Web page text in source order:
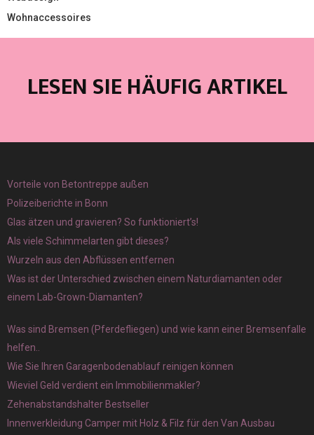
Wohnaccessoires
LESEN SIE HÄUFIG ARTIKEL
Vorteile von Betontreppe außen
Polizeiberichte in Bonn
Glas ätzen und gravieren? So funktioniert’s!
Als viele Schimmelarten gibt dieses?
Wurzeln aus den Abflüssen entfernen
Was ist der Unterschied zwischen einem Naturdiamanten oder
einem Lab-Grown-Diamanten?
Was sind Bremsen (Pferdefliegen) und wie kann einer Bremsenfalle
helfen..
Wie Sie Ihren Garagenbodenablauf reinigen können
Wieviel Geld verdient ein Immobilienmakler?
Zehenabstandshalter Bestseller
Innenverkleidung Camper mit Holz & Filz für den Van Ausbau